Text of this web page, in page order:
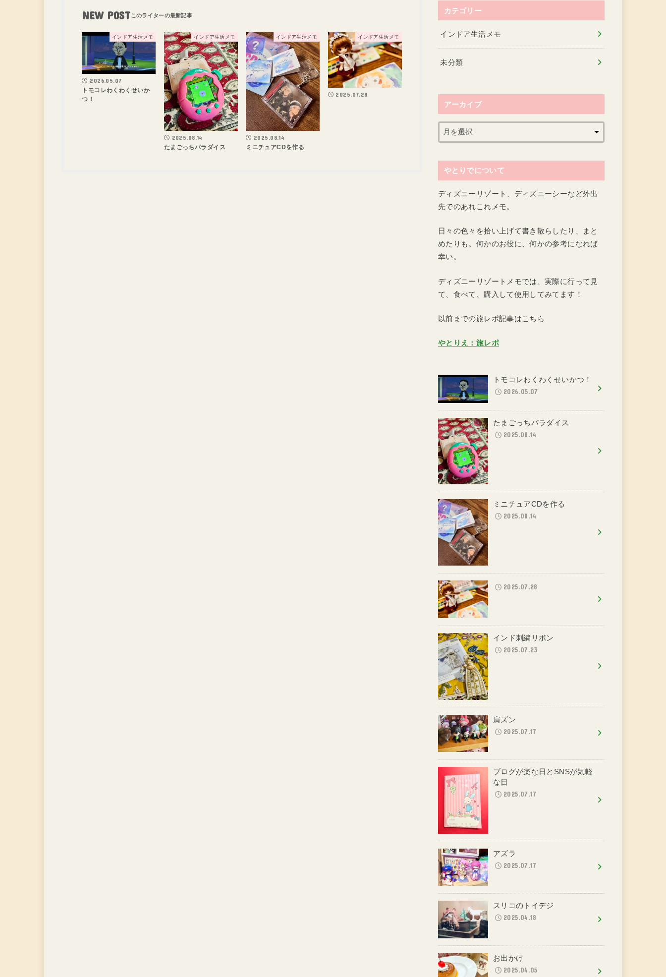
NEW POST
インドア生活メモ
2026.05.07
トモコレわくわくせいか
つ！
インドア生活メモ
2025.08.14
たまごっちパラダイス
インドア生活メモ
2025.08.14
ミニチュアCDを作る
インドア生活メモ
2025.07.28
カテゴリー
インドア生活メモ
未分類
アーカイブ
やとりでについて
ディズニーリゾート、ディズニーシーなど外出
先でのあれこれメモ。
日々の色々を拾い上げて書き散らしたり、まと
めたりも。何かのお役に、何かの参考になれば
幸い。
ディズニーリゾートメモでは、実際に行って見
て、食べて、購入して使用してみてます！
以前までの旅レポ記事はこちら
やとりえ：旅レポ
トモコレわくわくせいかつ！
2026.05.07
たまごっちパラダイス
2025.08.14
ミニチュアCDを作る
2025.08.14
2025.07.28
インド刺繍リボン
2025.07.23
肩ズン
2025.07.17
ブログが楽な日とSNSが気軽
な日
2025.07.17
アズラ
2025.07.17
スリコのトイデジ
2025.04.18
お出かけ
2025.04.05